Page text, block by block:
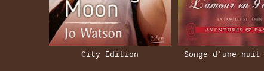
City Edition Songe d'une